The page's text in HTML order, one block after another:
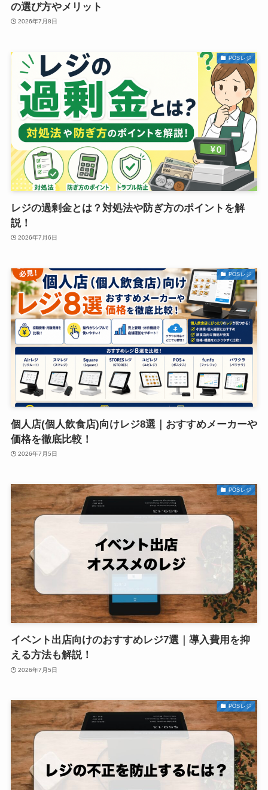
の選び方やメリット
2026年7月8日
POSレジ
レジの過剰金とは？対処法や防ぎ方のポイントを解
説！
2026年7月6日
POSレジ
個人店(個人飲食店)向けレジ8選｜おすすめメーカーや
価格を徹底比較！
2026年7月5日
POSレジ
イベント出店向けのおすすめレジ7選｜導入費用を抑
える方法も解説！
2026年7月5日
POSレジ